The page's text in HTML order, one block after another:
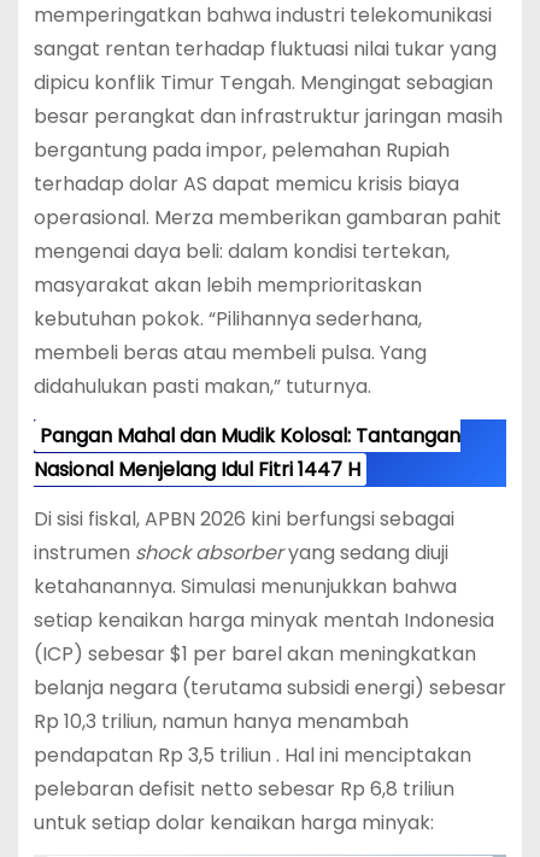
memperingatkan bahwa industri telekomunikasi
sangat rentan terhadap fluktuasi nilai tukar yang
dipicu konflik Timur Tengah. Mengingat sebagian
besar perangkat dan infrastruktur jaringan masih
bergantung pada impor, pelemahan Rupiah
terhadap dolar AS dapat memicu krisis biaya
operasional. Merza memberikan gambaran pahit
mengenai daya beli: dalam kondisi tertekan,
masyarakat akan lebih memprioritaskan
kebutuhan pokok. “Pilihannya sederhana,
membeli beras atau membeli pulsa. Yang
didahulukan pasti makan,” tuturnya.
Pangan Mahal dan Mudik Kolosal: Tantangan
Nasional Menjelang Idul Fitri 1447 H
Di sisi fiskal, APBN 2026 kini berfungsi sebagai
instrumen shock absorberyang sedang diuji
ketahanannya. Simulasi menunjukkan bahwa
setiap kenaikan harga minyak mentah Indonesia
(ICP) sebesar $1 per barel akan meningkatkan
belanja negara (terutama subsidi energi) sebesar
Rp 10,3 triliun, namun hanya menambah
pendapatan Rp 3,5 triliun . Hal ini menciptakan
pelebaran defisit netto sebesar Rp 6,8 triliun
untuk setiap dolar kenaikan harga minyak: